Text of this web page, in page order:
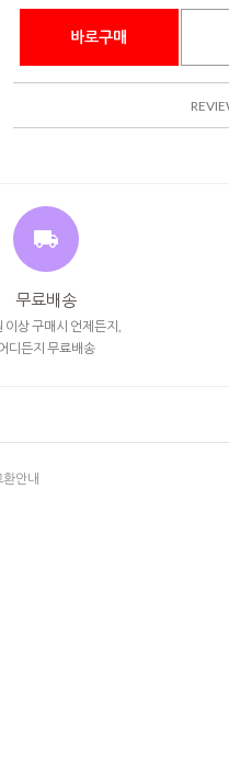
바로구매
무료배송
이상 구매시 언제든지,
디든지 무료배송
안내